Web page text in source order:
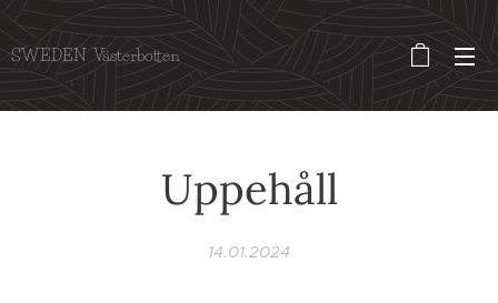
SWEDEN Västerbotten
Uppehåll
14.01.2024